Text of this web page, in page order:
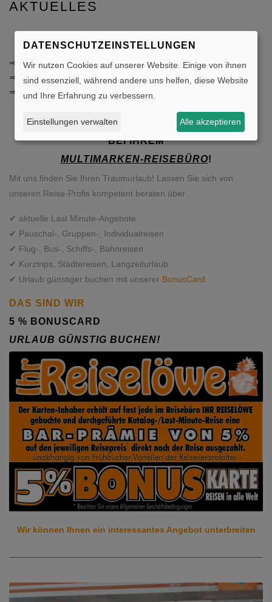
AKTUELLES
⇒
Urlaub günstig buchen
⇒
Flughafen-Parkplatz
⇒
Reiseberichte
HERZLICH WILLKOMMEN
BEI IHREM
MULTIMARKEN-REISEBÜRO!
Mit uns finden Sie Ihren Traumurlaub! Lassen Sie sich von
unseren Reise-Profis kompetent beraten über
✔ aktuelle Last Minute-Angebote
✔ Pauschal-, Gruppen-, Individualreisen
✔ Flug-, Bus-, Schiffs-, Bahnreisen
✔ Kurztrips, Städtereisen, Langzeiturlaub
✔ Urlaub günstiger buchen mit unserer BonusCard
DAS SIND WIR
5 % BONUSCARD
URLAUB GÜNSTIG BUCHEN!
Wir können Ihnen ein interessantes Angebot unterbreiten
DATENSCHUTZEINSTELLUNGEN
Wir nutzen Cookies auf unserer Website. Einige von ihnen
sind essenziell, während andere uns helfen, diese Website
und Ihre Erfahrung zu verbessern.
Einstellungen verwalten Alle akzeptieren